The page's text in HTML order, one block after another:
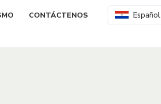
CONTÁCTENOS Español